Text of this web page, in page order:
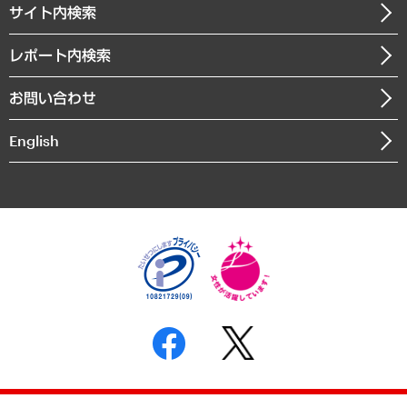
まちづくり・観光・交通・スポーツ・スマートシティ
自然資源・農林水産業・食料システム
メディア掲載・出演
沿革
組織図・本部部室紹介
インドネシア現地法人
個人情報保護方針
反社会的勢力に対する基本方針
書面による個人情報の開示等の請求の手続きについて
サイト内検索
レポート内検索
お問い合わせ
English